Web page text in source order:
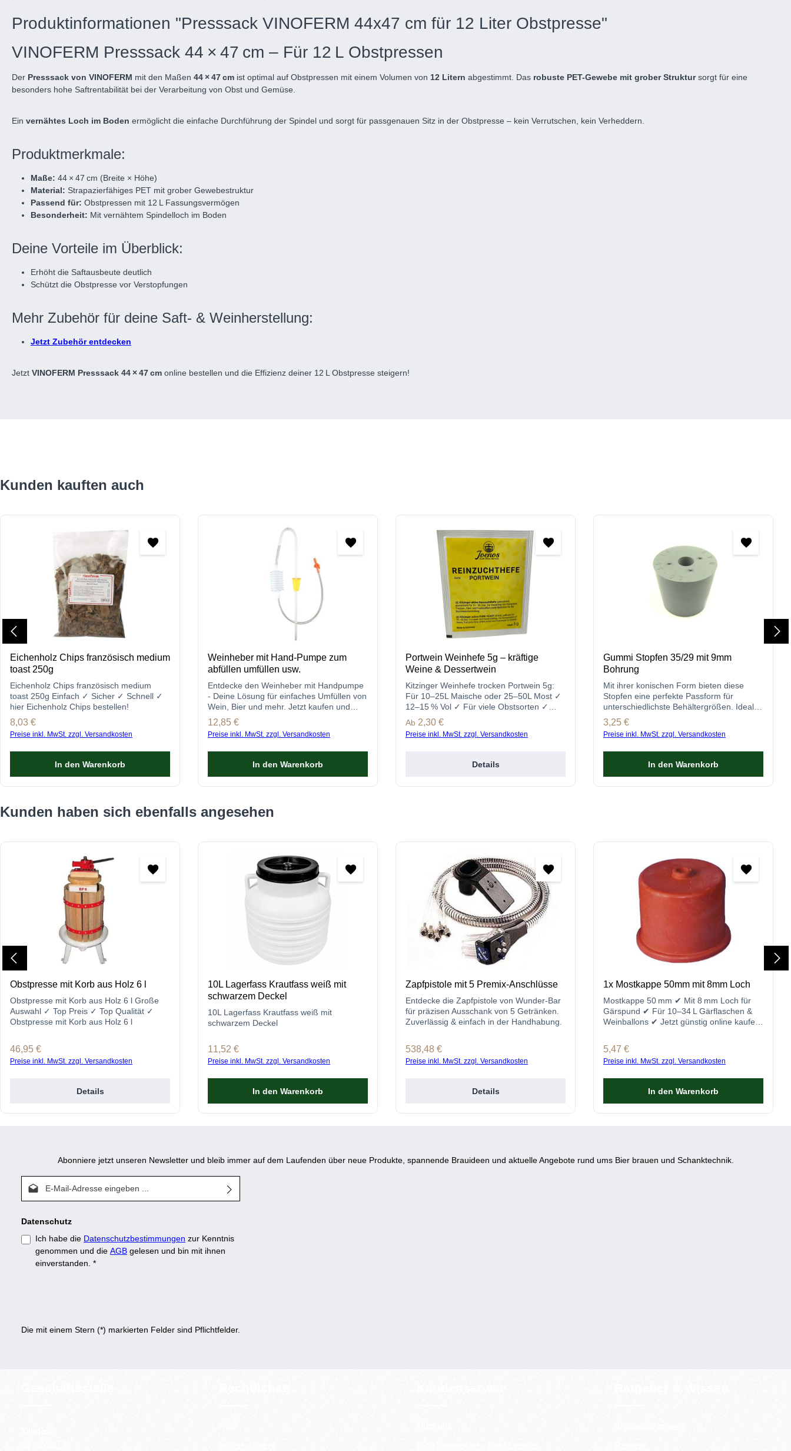
Produktinformationen "Presssack VINOFERM 44x47 cm für 12 Liter Obstpresse"
VINOFERM Presssack 44 × 47 cm – Für 12 L Obstpressen
Der Presssack von VINOFERM mit den Maßen 44 × 47 cm ist optimal auf Obstpressen mit einem Volumen von 12 Litern abgestimmt. Das robuste PET-Gewebe mit grober Struktursorgt für eine
besonders hohe Saftrentabilität bei der Verarbeitung von Obst und Gemüse.
Ein vernähtes Loch im Boden ermöglicht die einfache Durchführung der Spindel und sorgt für passgenauen Sitz in der Obstpresse – kein Verrutschen, kein Verheddern.
Produktmerkmale:
Maße: 44 × 47 cm (Breite × Höhe)
Material: Strapazierfähiges PET mit grober Gewebestruktur
Passend für: Obstpressen mit 12 L Fassungsvermögen
Besonderheit: Mit vernähtem Spindelloch im Boden
Deine Vorteile im Überblick:
Erhöht die Saftausbeute deutlich
Schützt die Obstpresse vor Verstopfungen
Mehr Zubehör für deine Saft- & Weinherstellung:
Jetzt Zubehör entdecken
Jetzt VINOFERM Presssack 44 × 47 cm online bestellen und die Effizienz deiner 12 L Obstpresse steigern!
Produktgalerie überspringen
Kunden kauften auch
Eichenholz Chips französisch medium
toast 250g
Eichenholz Chips französisch medium
toast 250g Einfach ✓ Sicher ✓ Schnell ✓
hier Eichenholz Chips bestellen!
Regulärer Preis:
8,03 €
Preise inkl. MwSt. zzgl. Versandkosten
In den Warenkorb
Weinheber mit Hand-Pumpe zum
abfüllen umfüllen usw.
Entdecke den Weinheber mit Handpumpe
- Deine Lösung für einfaches Umfüllen von
Wein, Bier und mehr. Jetzt kaufen und
Prozesse optimieren!
Regulärer Preis:
12,85 €
Preise inkl. MwSt. zzgl. Versandkosten
In den Warenkorb
Portwein Weinhefe 5g – kräftige
Weine & Dessertwein
Kitzinger Weinhefe trocken Portwein 5g:
Für 10–25L Maische oder 25–50L Most ✓
12–15 % Vol ✓ Für viele Obstsorten ✓
Jetzt online kaufen!
Regulärer Preis:
Ab 2,30 €
Preise inkl. MwSt. zzgl. Versandkosten
Details
Gummi Stopfen 35/29 mit 9mm
Bohrung
Mit ihrer konischen Form bieten diese
Stopfen eine perfekte Passform für
unterschiedlichste Behältergrößen. Ideal
für das Fermentieren von Bier, Wein usw.!
Regulärer Preis:
3,25 €
Preise inkl. MwSt. zzgl. Versandkosten
In den Warenkorb
Produktgalerie überspringen
Kunden haben sich ebenfalls angesehen
Obstpresse mit Korb aus Holz 6 l
Obstpresse mit Korb aus Holz 6 l Große
Auswahl ✓ Top Preis ✓ Top Qualität ✓
Obstpresse mit Korb aus Holz 6 l
Regulärer Preis:
46,95 €
Preise inkl. MwSt. zzgl. Versandkosten
Details
10L Lagerfass Krautfass weiß mit
schwarzem Deckel
10L Lagerfass Krautfass weiß mit
schwarzem Deckel
Regulärer Preis:
11,52 €
Preise inkl. MwSt. zzgl. Versandkosten
In den Warenkorb
Zapfpistole mit 5 Premix-Anschlüsse
Entdecke die Zapfpistole von Wunder-Bar
für präzisen Ausschank von 5 Getränken.
Zuverlässig & einfach in der Handhabung.
Regulärer Preis:
538,48 €
Preise inkl. MwSt. zzgl. Versandkosten
Details
1x Mostkappe 50mm mit 8mm Loch
Mostkappe 50 mm ✔ Mit 8 mm Loch für
Gärspund ✔ Für 10–34 L Gärflaschen &
Weinballons ✔ Jetzt günstig online kaufen
Regulärer Preis:
5,47 €
Preise inkl. MwSt. zzgl. Versandkosten
In den Warenkorb
Abonniere jetzt unseren Newsletter und bleib immer auf dem Laufenden über neue Produkte, spannende Brauideen und aktuelle Angebote rund ums Bier brauen und Schanktechnik.
E-Mail-Adresse*
Datenschutz
Ich habe die Datenschutzbestimmungen zur Kenntnis
genommen und die AGB gelesen und bin mit ihnen
einverstanden. *
Die mit einem Stern (*) markierten Felder sind Pflichtfelder.